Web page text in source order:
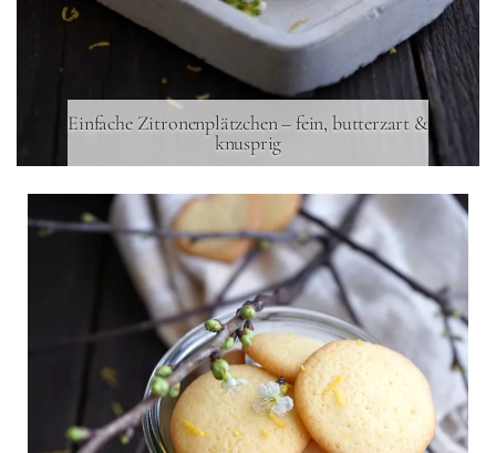
Einfache Zitronenplätzchen – fein, butterzart &
knusprig